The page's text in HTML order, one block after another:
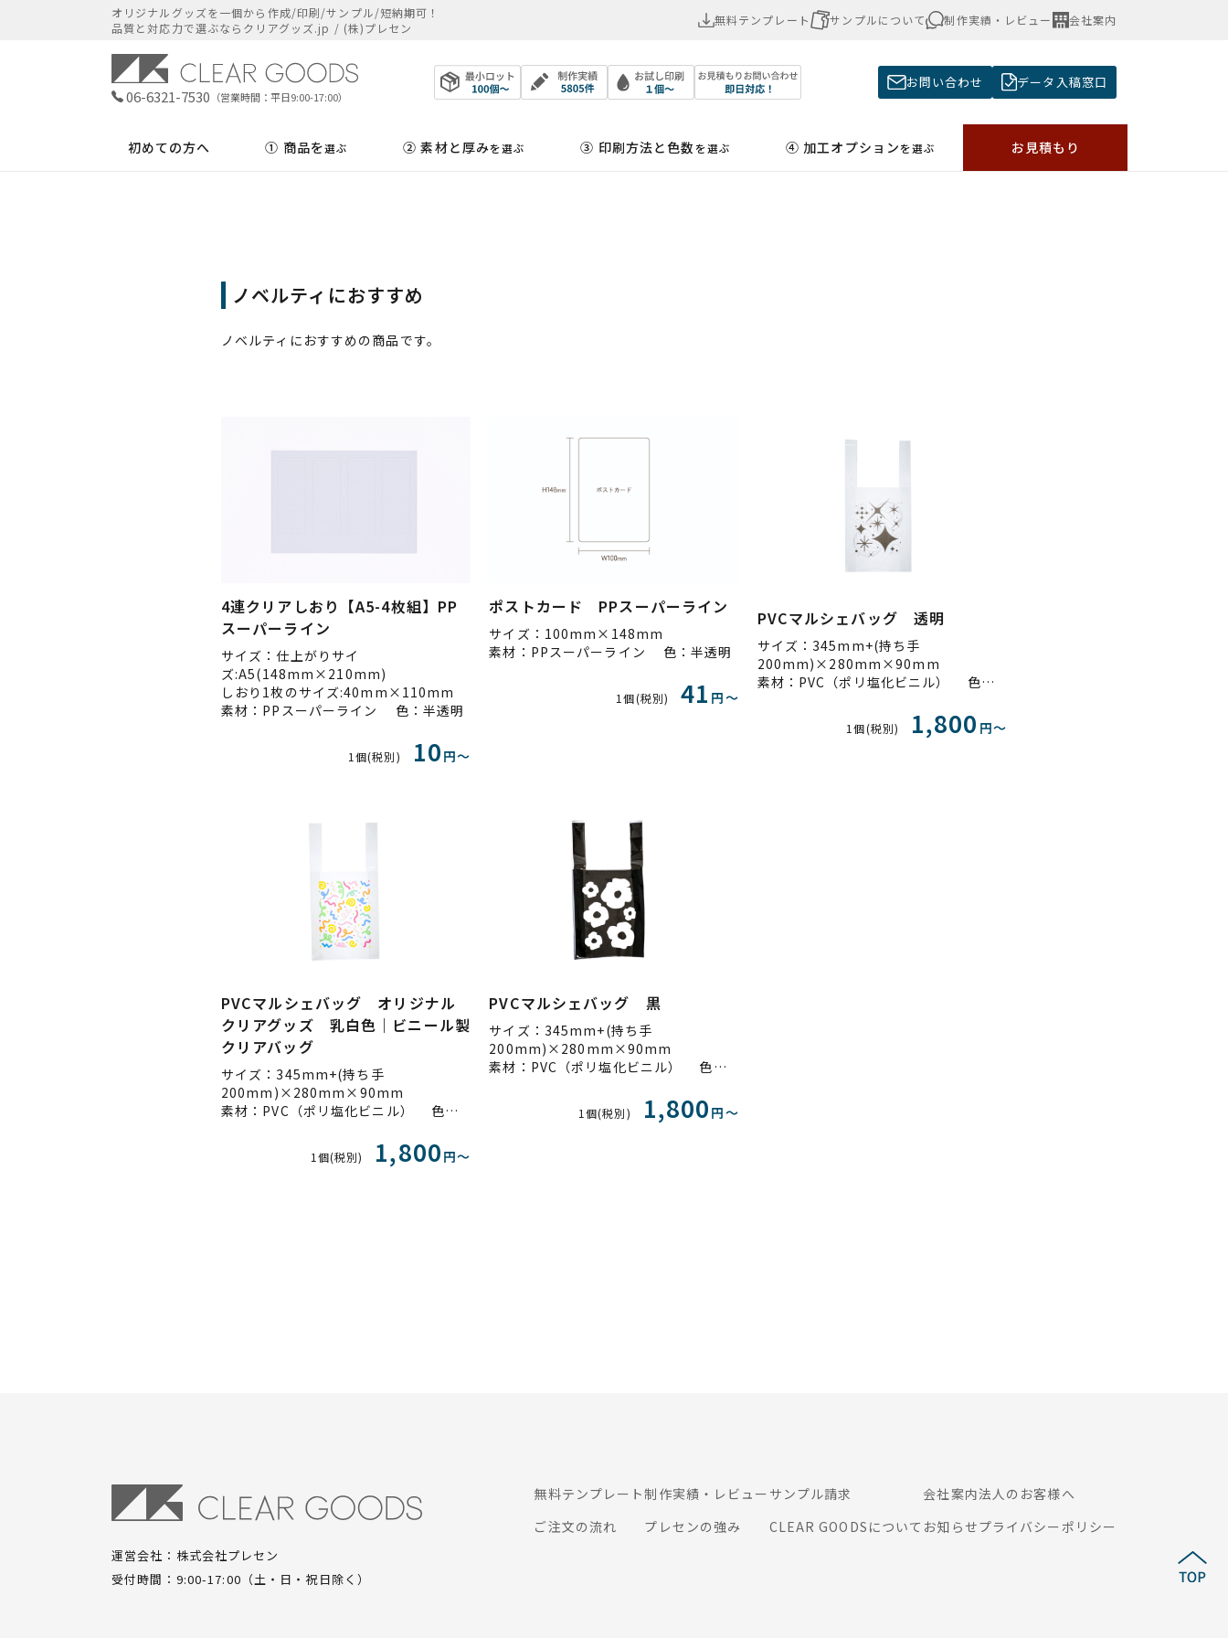
オリジナルグッズを​一個から​作成/印刷/サンプル/短納期可！​
品質と​対応力で​選ぶなら​クリアグッズ.jp / (株)プレセン
無料テンプレート サンプルについて 制作実績・レビュー 会社案内
06-6321-7530 （営業時間：平日9:00-17:00）
お問い合わせ データ入稿窓口
初めての方へ ① 商品を選ぶ ② 素材と厚みを選ぶ ③ 印刷方法と色数を選ぶ ④ 加工オプションを選ぶ お見積もり
ノベルティにおすすめ
ノベルティにおすすめの商品です。
4連クリアしおり【A5-4枚組】PP
スーパーライン
サイズ：仕上がりサイ
ズ:A5(148mm×210mm)
しおり1枚のサイズ:40mm×110mm
素材：PPスーパーライン 色：半透明
1個(税別) 10円〜
ポストカード PPスーパーライン
サイズ：100mm×148mm
素材：PPスーパーライン 色：半透明
1個(税別) 41円〜
PVCマルシェバッグ 透明
サイズ：345mm+(持ち手
200mm)×280mm×90mm
素材：PVC（ポリ塩化ビニル） 色：透明
1個(税別) 1,800円〜
PVCマルシェバッグ オリジナル
クリアグッズ 乳白色｜ビニール製
クリアバッグ
サイズ：345mm+(持ち手
200mm)×280mm×90mm
素材：PVC（ポリ塩化ビニル） 色：白不透明
1個(税別) 1,800円〜
PVCマルシェバッグ 黒
サイズ：345mm+(持ち手
200mm)×280mm×90mm
素材：PVC（ポリ塩化ビニル） 色：黒
1個(税別) 1,800円〜
運営会社：株式会社プレセン
受付時間：9:00-17:00（土・日・祝日除く）
無料テンプレート
ご注文の流れ
制作実績・レビュー
プレセンの強み
サンプル請求
CLEAR GOODSについて
会社案内
お知らせ
法人のお客様へ
プライバシーポリシー